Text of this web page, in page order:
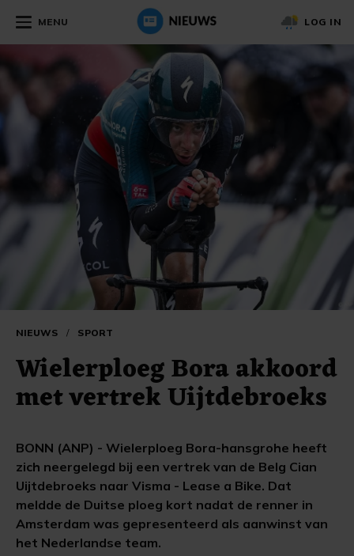
MENU LOG IN
NIEUWS / SPORT
Wielerploeg Bora akkoord
met vertrek Uijtdebroeks
BONN (ANP) - Wielerploeg Bora-hansgrohe heeft
zich neergelegd bij een vertrek van de Belg Cian
Uijtdebroeks naar Visma - Lease a Bike. Dat
meldde de Duitse ploeg kort nadat de renner in
Amsterdam was gepresenteerd als aanwinst van
het Nederlandse team.